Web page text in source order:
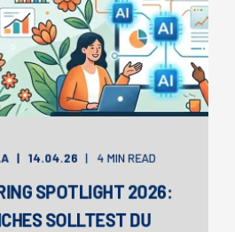
14.04.26 4 MIN READ
SPOTLIGHT 2026:
SOLLTEST DU